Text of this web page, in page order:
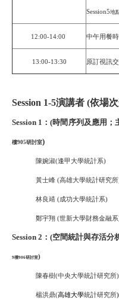
Session5地
12:00-14:00 中午用餐
13:00-13:30 原訂視訊
Session 1-5演講者 (依場
Session 1：(時間序列及應用
樓905研討室)
陳婉淑(逢甲大學統計系)
黃士峰 (高雄大學統計研究
林良靖 (成功大學統計系)
鄭宇翔 (世新大學財務金融
Session 2：(空間統計與存活
9樓906研討室)
陳春樹(中央大學統計研究所)
楊洪鼎(高雄大學統計研究所)